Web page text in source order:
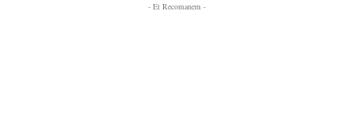
- Et Recomanem -